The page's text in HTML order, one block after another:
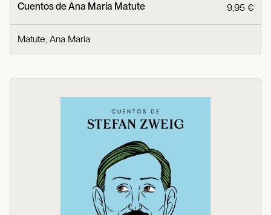
Cuentos de Ana María Matute 9,95 €
Matute, Ana María